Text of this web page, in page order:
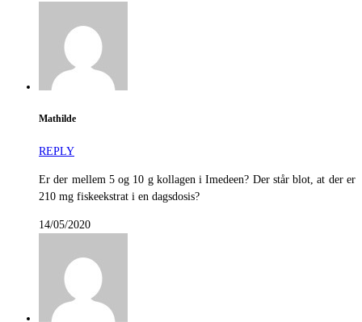
Mathilde
REPLY
Er der mellem 5 og 10 g kollagen i Imedeen? Der står blot, at der er
210 mg fiskeekstrat i en dagsdosis?
14/05/2020